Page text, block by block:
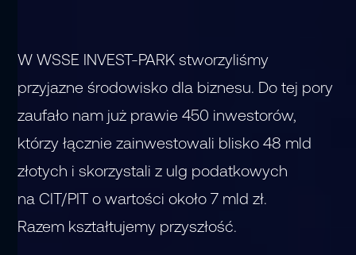
W WSSE INVEST-PARK stworzyliśmy
przyjazne środowisko dla biznesu. Do tej pory
zaufało nam już prawie 450 inwestorów,
którzy łącznie zainwestowali blisko 48 mld
złotych i skorzystali z ulg podatkowych
na CIT/PIT o wartości około 7 mld zł.
Razem kształtujemy przyszłość.